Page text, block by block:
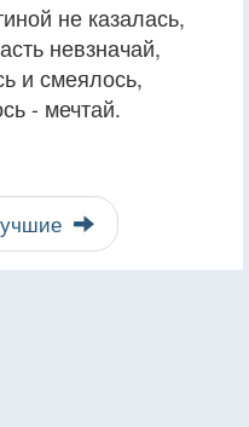
не казалась,
невзначай,
и смеялось,
- мечтай.